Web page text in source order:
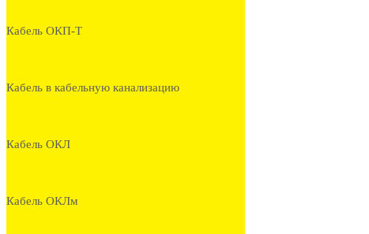
Кабель ОКП-Т
Кабель в кабельную канализацию
Кабель ОКЛ
Кабель ОКЛм